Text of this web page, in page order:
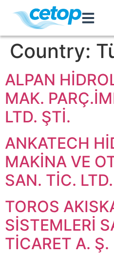
Country:
ALPAN
MAK.
LTD. ŞTİ.
ANKATECH
MAKİNA VE
SAN. TİC.
TOROS
SİSTEMLERİ
TİCARET A. Ş.